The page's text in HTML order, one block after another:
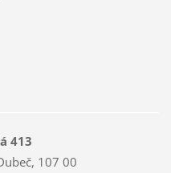
413
107 00